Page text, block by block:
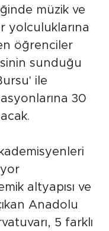
müzik ve
yolculuklarına
öğrenciler
sunduğu
ile
30
altyapısı ve
Anadolu
5 farklı